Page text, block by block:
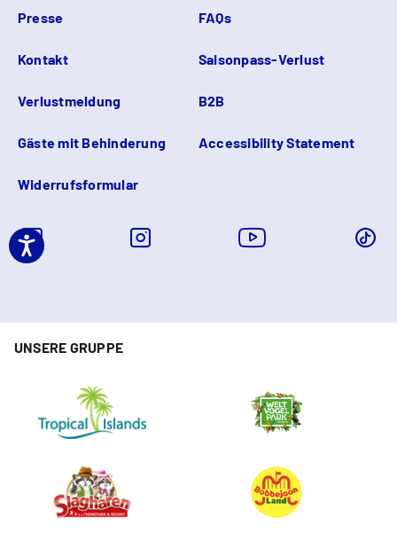
Presse FAQs
Kontakt Saisonpass-Verlust
Verlustmeldung B2B
Gäste mit Behinderung Accessibility Statement
Widerrufsformular
UNSERE GRUPPE